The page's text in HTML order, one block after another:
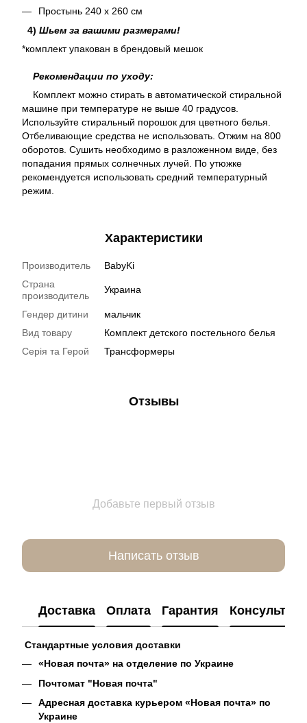
Простынь 240 х 260 см
4) Шьем за вашими размерами!
*комплект упакован в брендовый мешок
Рекомендации по уходу:
Комплект можно стирать в автоматической стиральной
машине при температуре не выше 40 градусов.
Используйте стиральный порошок для цветного белья.
Отбеливающие средства не использовать. Отжим на 800
оборотов. Сушить необходимо в разложенном виде, без
попадания прямых солнечных лучей. По утюжке
рекомендуется использовать средний температурный
режим.
Характеристики
Производитель
BabyKi
Страна
производитель
Украина
Гендер дитини
мальчик
Вид товару
Комплект детского постельного белья
Серія та Герой
Трансформеры
Отзывы
Добавьте первый отзыв
Написать отзыв
Доставка Оплата Гарантия
Стандартные условия доставки
«Новая почта» на отделение по Украине
Почтомат "Новая почта"
Адресная доставка курьером «Новая почта» по
Украине